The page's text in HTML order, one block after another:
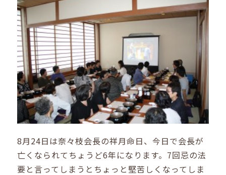
8月24日は奈々枝会長の祥月命日、今日で会長が
亡くなられてちょうど6年になります。7回忌の法
要と言ってしまうとちょっと堅苦しくなってしま